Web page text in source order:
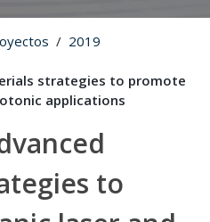
2019
strategies to promote
applications
to